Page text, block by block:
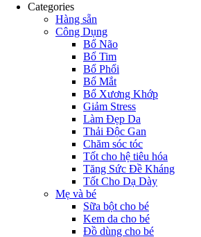
Categories
Hàng sẵn
Công Dụng
Bổ Não
Bổ Tim
Bổ Phổi
Bổ Mắt
Bổ Xương Khớp
Giảm Stress
Làm Đẹp Da
Thải Độc Gan
Chăm sóc tóc
Tốt cho hệ tiêu hóa
Tăng Sức Đề Kháng
Tốt Cho Dạ Dày
Mẹ và bé
Sữa bột cho bé
Kem da cho bé
Đồ dùng cho bé